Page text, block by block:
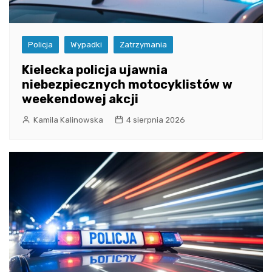
Policja Wypadki Zatrzymania
Kielecka policja ujawnia
niebezpiecznych motocyklistów w
weekendowej akcji
Kamila Kalinowska 4 sierpnia 2026